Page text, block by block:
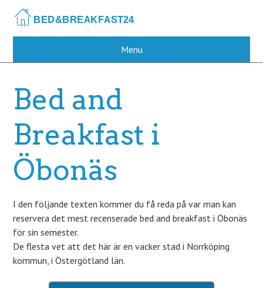
main
Menu
Bed and
Breakfast i
Öbonäs
I den följande texten kommer du få reda på var man kan
reservera det mest recenserade bed and breakfast i Öbonäs
för sin semester.
De flesta vet att det här är en vacker stad i Norrköping
kommun, i Östergötland län.